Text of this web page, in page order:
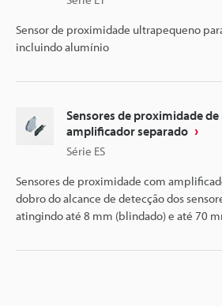
Sensor de proximidade ultrapequeno
incluindo alumínio
Sensores de proximidade
amplificador separado
Série ES
Sensores de proximidade com
dobro do alcance de detecção dos
atingindo até 8 mm (blindado) e até 70